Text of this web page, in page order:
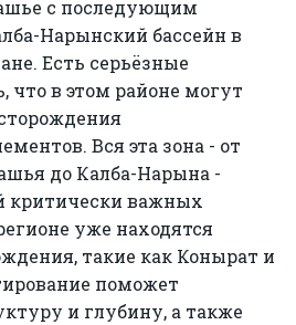
с последующим
Нарынский бассейн в
Есть серьёзные
что в этом районе могут
Вся эта зона - от
до Калба-Нарына -
критически важных
уже находятся
такие как Конырат и
поможет
и глубину, а также